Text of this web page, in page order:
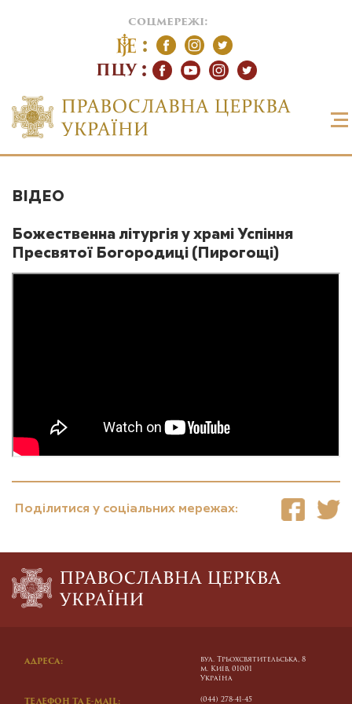
соцмережі:
ПЦУ
ВІДЕО
Божественна літургія у храмі Успіння
Пресвятої Богородиці (Пирогощі)
Поділитися у соціальних мережах:
АДРЕСА:
вул. Трьохсвятительська, 8
м. Київ, 01001
Україна
ТЕЛЕФОН ТА E-MAIL: (044) 278-41-45